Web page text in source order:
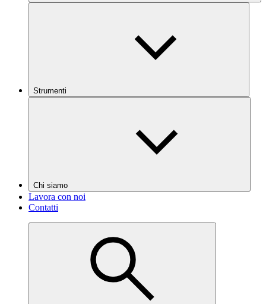
Strumenti
Chi siamo
Lavora con noi
Contatti